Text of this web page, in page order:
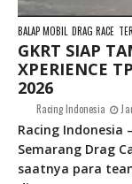
BALAP MOBIL DRAG RACE
GKRT SIAP
XPERIENCE
2026
Racing Indonesia
Racing Indonesia
Semarang Drag
saatnya para